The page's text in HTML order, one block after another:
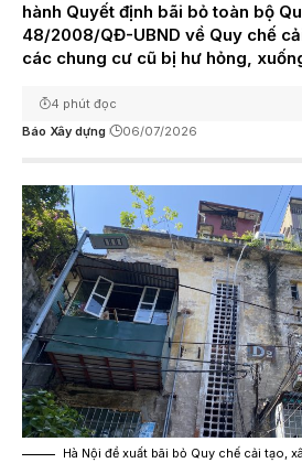
hành Quyết định bãi bỏ toàn bộ
48/2008/QĐ-UBND về Quy chế
các chung cư cũ bị hư hỏng,
Báo Xây dựng 06/07/2026
4 phút đọc
Hà Nội đề xuất bãi bỏ Quy chế cải tạo,